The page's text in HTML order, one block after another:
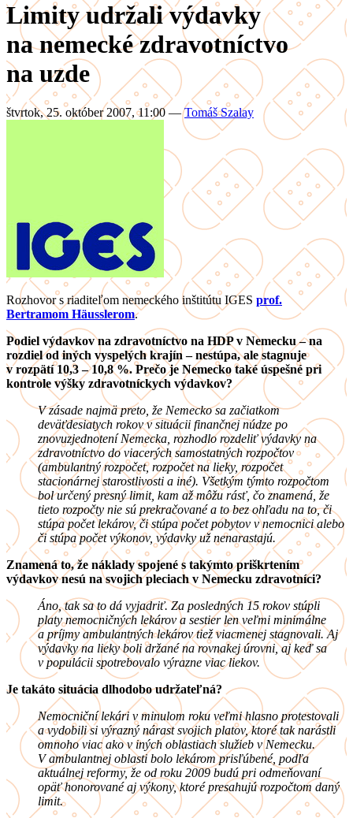
Limity udržali výdavky
na nemecké zdravotníctvo
na uzde
štvrtok, 25. október 2007, 11:00 — Tomáš Szalay
Rozhovor s riaditeľom nemeckého inštitútu IGES prof.
Bertramom Häusslerom.
Podiel výdavkov na zdravotníctvo na HDP v Nemecku – na
rozdiel od iných vyspelých krajín – nestúpa, ale stagnuje
v rozpätí 10,3 – 10,8 %. Prečo je Nemecko také úspešné pri
kontrole výšky zdravotníckych výdavkov?
V zásade najmä preto, že Nemecko sa začiatkom
deväťdesiatych rokov v situácii finančnej núdze po
znovuzjednotení Nemecka, rozhodlo rozdeliť výdavky na
zdravotníctvo do viacerých samostatných rozpočtov
(ambulantný rozpočet, rozpočet na lieky, rozpočet
stacionárnej starostlivosti a iné). Všetkým týmto rozpočtom
bol určený presný limit, kam až môžu rásť, čo znamená, že
tieto rozpočty nie sú prekračované a to bez ohľadu na to, či
stúpa počet lekárov, či stúpa počet pobytov v nemocnici alebo
či stúpa počet výkonov, výdavky už nenarastajú.
Znamená to, že náklady spojené s takýmto priškrtením
výdavkov nesú na svojich pleciach v Nemecku zdravotníci?
Áno, tak sa to dá vyjadriť. Za posledných 15 rokov stúpli
platy nemocničných lekárov a sestier len veľmi minimálne
a príjmy ambulantných lekárov tiež viacmenej stagnovali. Aj
výdavky na lieky boli držané na rovnakej úrovni, aj keď sa
v populácii spotrebovalo výrazne viac liekov.
Je takáto situácia dlhodobo udržateľná?
Nemocniční lekári v minulom roku veľmi hlasno protestovali
a vydobili si výrazný nárast svojich platov, ktoré tak narástli
omnoho viac ako v iných oblastiach služieb v Nemecku.
V ambulantnej oblasti bolo lekárom prisľúbené, podľa
aktuálnej reformy, že od roku 2009 budú pri odmeňovaní
opäť honorované aj výkony, ktoré presahujú rozpočtom daný
limit.